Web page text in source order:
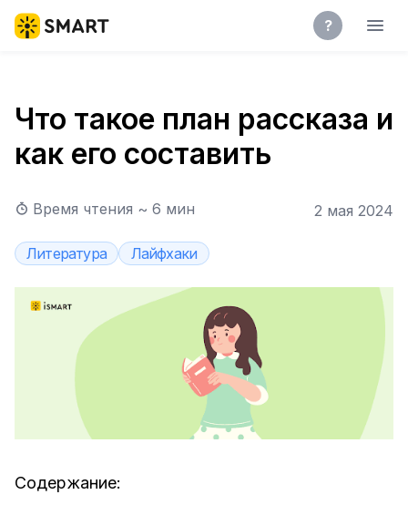
?
Что такое план рассказа и
как его составить
Время чтения ~ 6 мин 2 мая 2024
Литература Лайфхаки
Содержание: